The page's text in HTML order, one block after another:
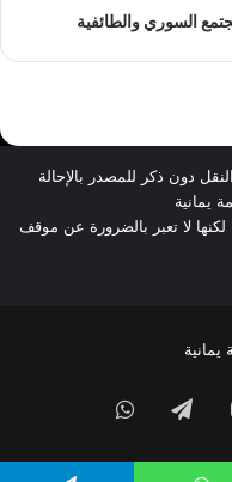
السوري والطائفية
دون ذكر للمصدر بالإحالة
لا تعبر بالضرورة عن موقف